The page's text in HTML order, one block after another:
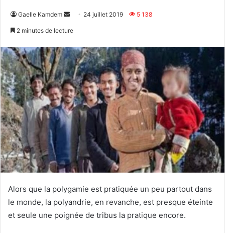
Gaelle Kamdem
Envoyer24 juillet 2019 5 138
2 minutes de lecture
Alors que la polygamie est pratiquée un peu partout dans
le monde, la polyandrie, en revanche, est presque éteinte
et seule une poignée de tribus la pratique encore.